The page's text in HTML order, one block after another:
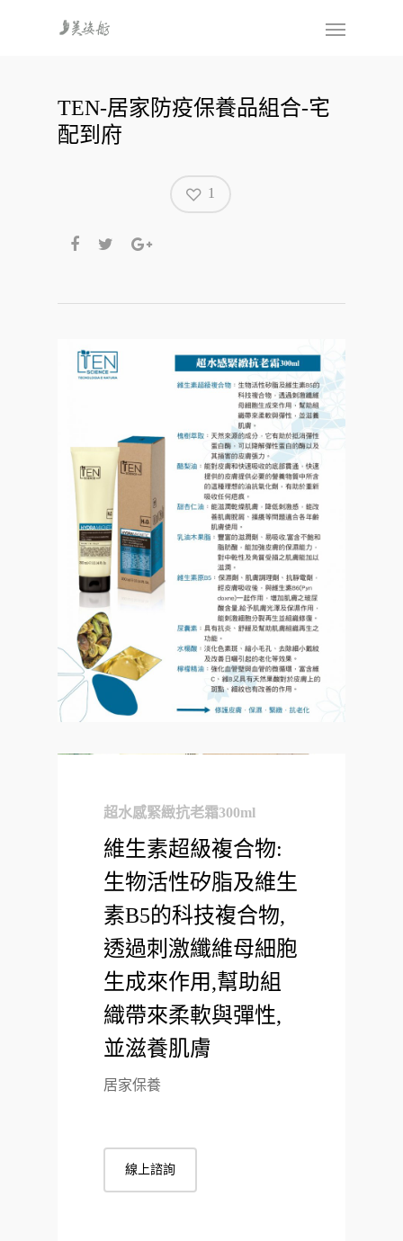
TEN-居家防疫保養品組合-宅
配到府
1
超水感緊緻抗老霜300ml
維生素超級複合物:
生物活性矽脂及維生
素B5的科技複合物,
透過刺激纖維母細胞
生成來作用,幫助組
織帶來柔軟與彈性,
並滋養肌膚
居家保養
線上諮詢